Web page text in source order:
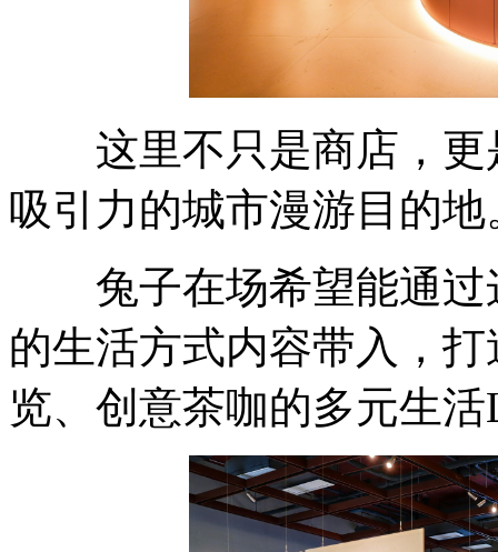
这里不只是商店，更
吸引力的城市漫游目的地
兔子在场希望能通过
的生活方式内容带入，
览、创意茶咖的多元生活